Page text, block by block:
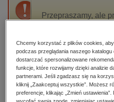
biznesowe, branżowe,
dzienniki
edukacja
hobby, sport, rozrywka
komputery, internet,
Przepraszamy, ale
High-contrast mode
Polecane
Chcemy korzystać z plików cookies,
podczas przeglądania naszego katalogu
dostarczać spersonalizowane
funkcje, które rozwijamy dzięki analizie
partnerami. Jeśli zgadzasz się na
kliknij „Zaakceptuj wszystkie”. Możesz
preferencje, klikając „Zmień